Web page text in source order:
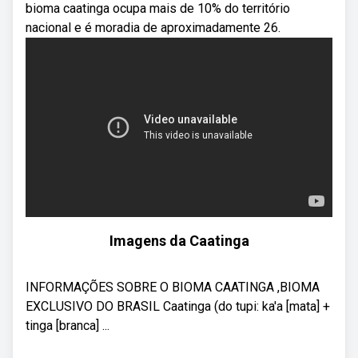
bioma caatinga ocupa mais de 10% do território
nacional e é moradia de aproximadamente 26.
Imagens da Caatinga
INFORMAÇÕES SOBRE O BIOMA CAATINGA ,BIOMA
EXCLUSIVO DO BRASIL Caatinga (do tupi: ka'a [mata] +
tinga [branca] ...